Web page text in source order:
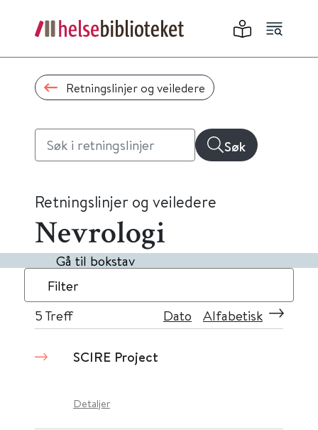
Retningslinjer og veiledere
Søk
Retningslinjer og veiledere
Nevrologi
Gå til bokstav
Filter
5 Treff Dato Alfabetisk
SCIRE Project
Detaljer